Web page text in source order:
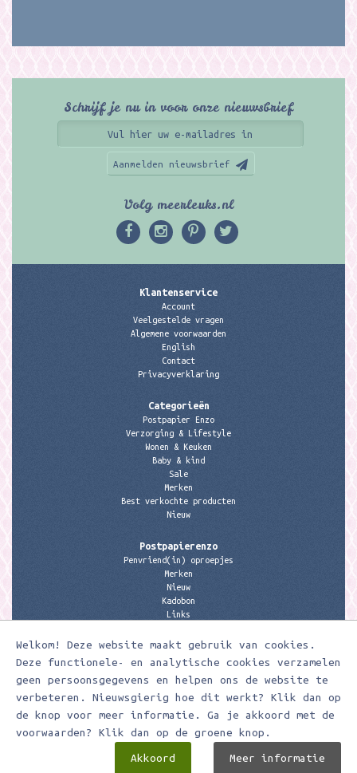
Welkom! Deze website maakt gebruik van cookies.
Deze functionele- en analytische cookies verzamelen
geen persoonsgegevens en helpen ons de website te
verbeteren. Nieuwsgierig hoe dit werkt? Klik dan op
de knop voor meer informatie. Ga je akkoord met de
voorwaarden? Klik dan op de groene knop.
Akkoord Meer informatie
Schrijf je nu in voor onze nieuwsbrief
Aanmelden nieuwsbrief
Volg meerleuks.nl
Klantenservice
Account
Veelgestelde vragen
Algemene voorwaarden
English
Contact
Privacyverklaring
Categorieën
Postpapier Enzo
Verzorging & Lifestyle
Wonen & Keuken
Baby & kind
Sale
Merken
Best verkochte producten
Nieuw
Postpapierenzo
Penvriend(in) oproepjes
Merken
Nieuw
Kadobon
Links
Contactgegevens
Meerleuks
anita@meerleuks.nl
06 – 107 163 36
KVK nummer: 58807179
BTW nummer: 853190859B01